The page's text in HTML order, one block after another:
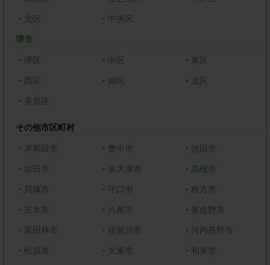
・ 北区 ・ 中央区
堺市
・ 堺区 ・ 中区 ・ 東区
・ 西区 ・ 南区 ・ 北区
・ 美原区
その他市区町村
・ 岸和田市 ・ 豊中市 ・ 池田市
・ 吹田市 ・ 泉大津市 ・ 高槻市
・ 貝塚市 ・ 守口市 ・枚方市
・ 茨木市 ・ 八尾市 ・ 泉佐野市
・ 富田林市 ・ 寝屋川市 ・ 河内長野市
・ 松原市 ・ 大東市 ・ 和泉市